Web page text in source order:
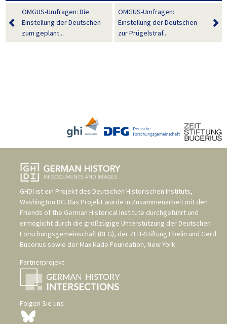
OMGUS-Umfragen: Die
Einstellung der Deutschen
zum geplant...
OMGUS-Umfragen:
Einstellung der Deutschen
zur Prügelstraf...
GHDI ist ein Projekt des Deutschen Historischen Instituts,
Washington DC. Das Projekt wurde in Zusammenarbeit mit den
Friends of the German Historical Institute durchgeführt und
ermöglicht durch die großzügige Unterstützung der Deutschen
Forschungsgemeinschaft (DFG), der ZEIT-Stiftung Ebelin und Gerd
Bucerius sowie der Max Kade Foundation, New York.
Partnerprojekt
Folgen Sie uns